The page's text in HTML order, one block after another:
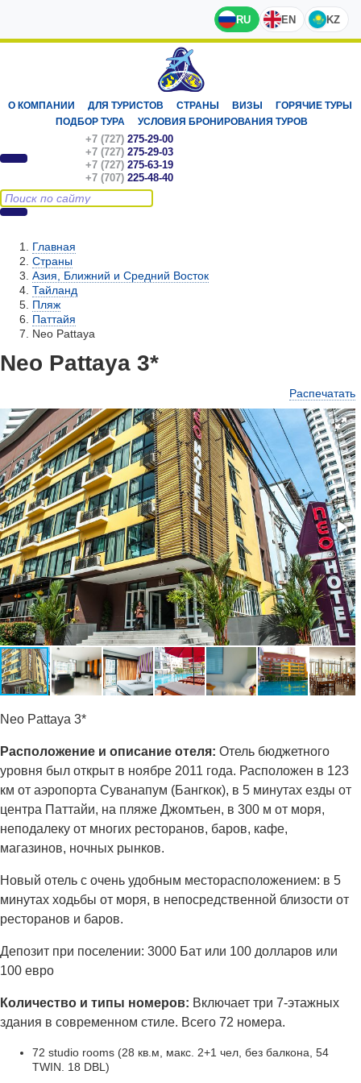
RU EN KZ
О КОМПАНИИ ДЛЯ ТУРИСТОВ СТРАНЫ ВИЗЫ
ГОРЯЧИЕ ТУРЫ
ПОДБОР ТУРА
УСЛОВИЯ БРОНИРОВАНИЯ ТУРОВ
+7 (727) 275-29-00
+7 (727) 275-29-03
+7 (727) 275-63-19
+7 (707) 225-48-40
Главная
Страны
Азия, Ближний и Средний Восток
Тайланд
Пляж
Паттайя
Neo Pattaya
Neo Pattaya 3*
Распечатать
Neo Pattaya 3*
Расположение и описание отеля: Отель бюджетного
уровня был открыт в ноябре 2011 года. Расположен в 123
км от аэропорта Суванапум (Бангкок), в 5 минутах езды от
центра Паттайи, на пляже Джомтьен, в 300 м от моря,
неподалеку от многих ресторанов, баров, кафе,
магазинов, ночных рынков.
Новый отель с очень удобным месторасположением: в 5
минутах ходьбы от моря, в непосредственной близости от
ресторанов и баров.
Депозит при поселении: 3000 Бат или 100 долларов или
100 евро
Количество и типы номеров: Включает три 7-этажных
здания в современном стиле. Всего 72 номера.
72 studio rooms (28 кв.м, макс. 2+1 чел, без балкона, 54
TWIN. 18 DBL)